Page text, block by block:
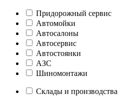
Придорожный сервис
Автомойки
Автосалоны
Автосервис
Автостоянки
АЗС
Шиномонтажи
Склады и производства